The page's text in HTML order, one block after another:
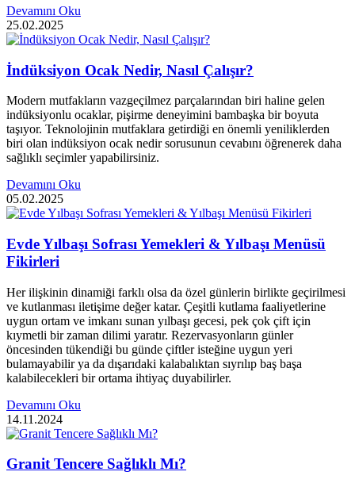
Devamını Oku
25.02.2025
İndüksiyon Ocak Nedir, Nasıl Çalışır?
Modern mutfakların vazgeçilmez parçalarından biri haline gelen
indüksiyonlu ocaklar, pişirme deneyimini bambaşka bir boyuta
taşıyor. Teknolojinin mutfaklara getirdiği en önemli yeniliklerden
biri olan indüksiyon ocak nedir sorusunun cevabını öğrenerek daha
sağlıklı seçimler yapabilirsiniz.
Devamını Oku
05.02.2025
Evde Yılbaşı Sofrası Yemekleri & Yılbaşı Menüsü
Fikirleri
Her ilişkinin dinamiği farklı olsa da özel günlerin birlikte geçirilmesi
ve kutlanması iletişime değer katar. Çeşitli kutlama faaliyetlerine
uygun ortam ve imkanı sunan yılbaşı gecesi, pek çok çift için
kıymetli bir zaman dilimi yaratır. Rezervasyonların günler
öncesinden tükendiği bu günde çiftler isteğine uygun yeri
bulamayabilir ya da dışarıdaki kalabalıktan sıyrılıp baş başa
kalabilecekleri bir ortama ihtiyaç duyabilirler.
Devamını Oku
14.11.2024
Granit Tencere Sağlıklı Mı?